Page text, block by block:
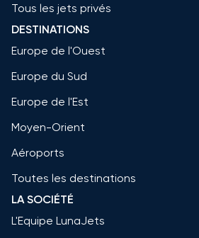
Tous les jets privés
DESTINATIONS
Europe de l'Ouest
Europe du Sud
Europe de l'Est
Moyen-Orient
Aéroports
Toutes les destinations
LA SOCIÉTÉ
L'Equipe LunaJets